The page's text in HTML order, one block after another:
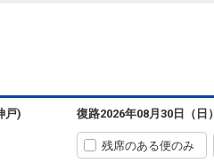
戸) 復路2026年08月30日（日）
残席のある便のみ